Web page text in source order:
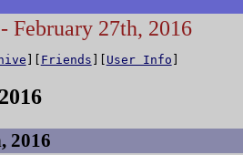
February 27th, 2016
][ Friends ][ User Info ]
2016